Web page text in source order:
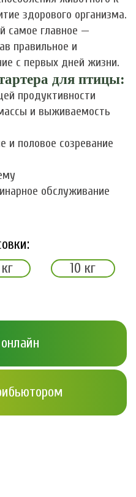
здорового организма.
самое главное —
правильное и
с первых дней жизни.
для птицы:
продуктивности
и выживаемость
и половое созревание
обслуживание
10 кг